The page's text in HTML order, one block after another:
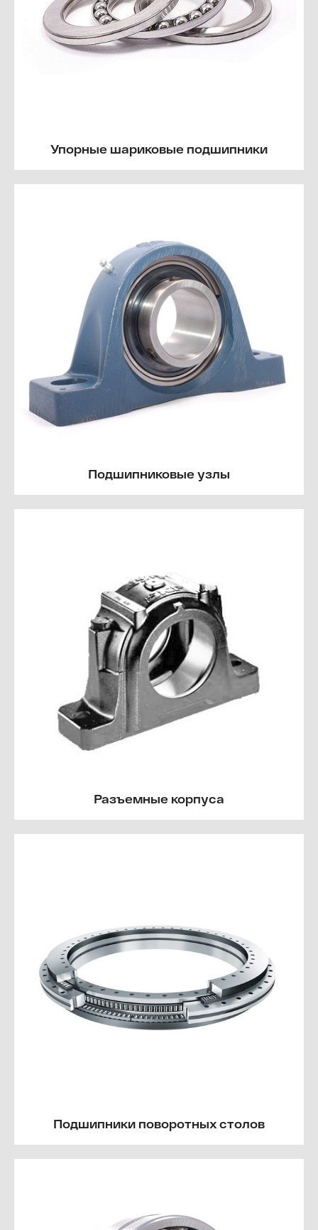
Упорные шариковые подшипники
Подшипниковые узлы
Разъемные корпуса
Подшипники поворотных столов